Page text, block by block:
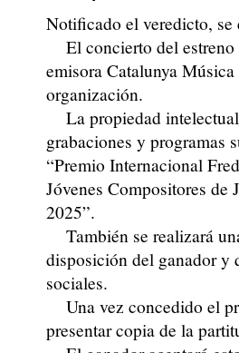
Notificado el veredicto, se
El concierto del
emisora Catalunya
organización.
La propiedad
grabaciones y programas
“Premio Internacional
Jóvenes Compositores de
2025”.
También se realizará
disposición del ganador y
sociales.
Una vez concedido el
presentar copia de la